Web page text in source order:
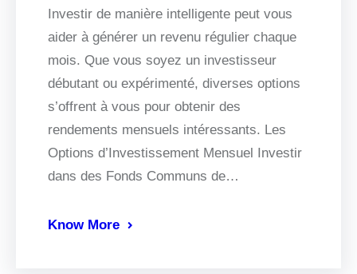
Investir de manière intelligente peut vous
aider à générer un revenu régulier chaque
mois. Que vous soyez un investisseur
débutant ou expérimenté, diverses options
s’offrent à vous pour obtenir des
rendements mensuels intéressants. Les
Options d’Investissement Mensuel Investir
dans des Fonds Communs de…
Know More